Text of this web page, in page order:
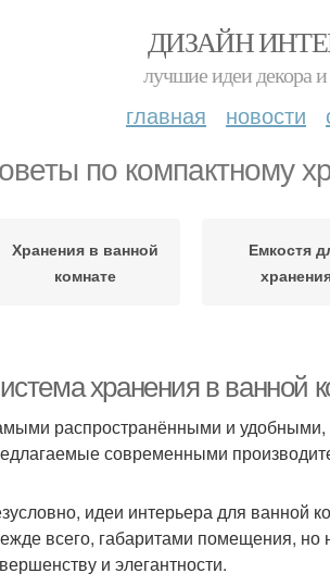
ДИЗАЙН
лучшие идеи декора
главная новости
по компактному
Хранения в ванной
комнате
Емкостя
хранения в ванной
распространёнными и удобными,
современными
идеи интерьера для ванной
всего, габаритами помещения,
и элегантности.